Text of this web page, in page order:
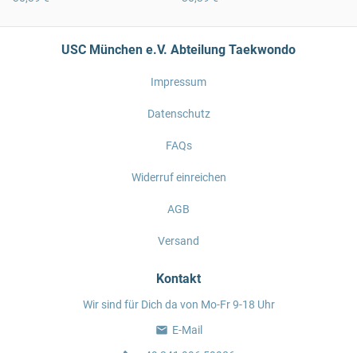
USC München e.V. Abteilung Taekwondo
Impressum
Datenschutz
FAQs
Widerruf einreichen
AGB
Versand
Kontakt
Wir sind für Dich da von Mo-Fr 9-18 Uhr
E-Mail